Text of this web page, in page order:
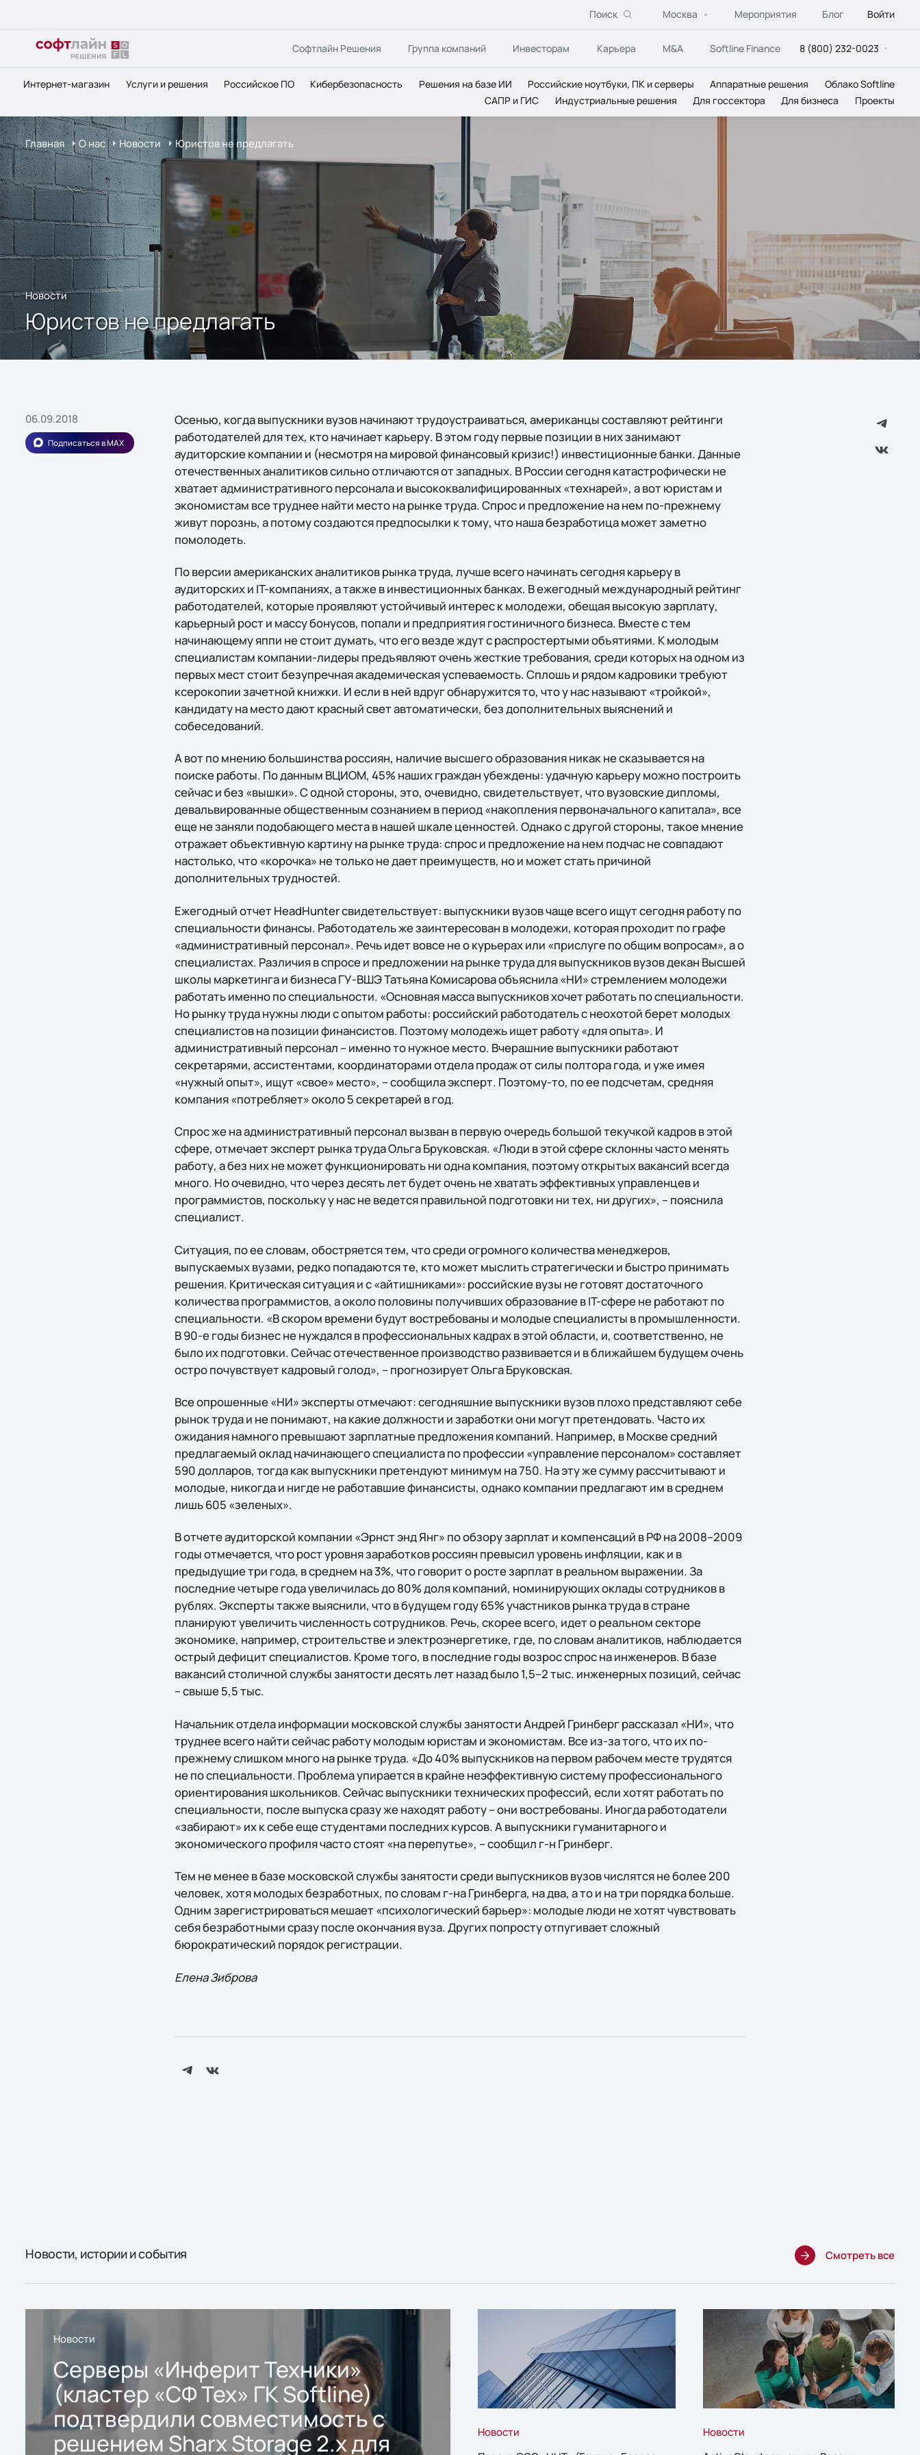
Поиск Москва Мероприятия Блог Войти
Софтлайн Решения Группа компаний Инвесторам Карьера M&A Softline Finance 8 (800) 232-0023
Интернет-магазин Услуги и решения Российское ПО Кибербезопасность Решения на базе ИИ Российские ноутбуки, ПК и серверы Аппаратные решения
Облако Softline
САПР и ГИС
Индустриальные решения Для госсектора Для бизнеса Проекты
Главная О нас Новости Юристов не предлагать
Новости
Юристов не предлагать
06.09.2018
Подписаться в MAX
Осенью, когда выпускники вузов начинают трудоустраиваться, американцы составляют рейтинги
работодателей для тех, кто начинает карьеру. В этом году первые позиции в них занимают
аудиторские компании и (несмотря на мировой финансовый кризис!) инвестиционные банки. Данные
отечественных аналитиков сильно отличаются от западных. В России сегодня катастрофически не
хватает административного персонала и высококвалифицированных «технарей», а вот юристам и
экономистам все труднее найти место на рынке труда. Спрос и предложение на нем по-прежнему
живут порознь, а потому создаются предпосылки к тому, что наша безработица может заметно
помолодеть.
По версии американских аналитиков рынка труда, лучше всего начинать сегодня карьеру в
аудиторских и IT-компаниях, а также в инвестиционных банках. В ежегодный международный рейтинг
работодателей, которые проявляют устойчивый интерес к молодежи, обещая высокую зарплату,
карьерный рост и массу бонусов, попали и предприятия гостиничного бизнеса. Вместе с тем
начинающему яппи не стоит думать, что его везде ждут с распростертыми объятиями. К молодым
специалистам компании-лидеры предъявляют очень жесткие требования, среди которых на одном из
первых мест стоит безупречная академическая успеваемость. Сплошь и рядом кадровики требуют
ксерокопии зачетной книжки. И если в ней вдруг обнаружится то, что у нас называют «тройкой»,
кандидату на место дают красный свет автоматически, без дополнительных выяснений и
собеседований.
А вот по мнению большинства россиян, наличие высшего образования никак не сказывается на
поиске работы. По данным ВЦИОМ, 45% наших граждан убеждены: удачную карьеру можно построить
сейчас и без «вышки». С одной стороны, это, очевидно, свидетельствует, что вузовские дипломы,
девальвированные общественным сознанием в период «накопления первоначального капитала», все
еще не заняли подобающего места в нашей шкале ценностей. Однако с другой стороны, такое мнение
отражает объективную картину на рынке труда: спрос и предложение на нем подчас не совпадают
настолько, что «корочка» не только не дает преимуществ, но и может стать причиной
дополнительных трудностей.
Ежегодный отчет HeadHunter свидетельствует: выпускники вузов чаще всего ищут сегодня работу по
специальности финансы. Работодатель же заинтересован в молодежи, которая проходит по графе
«административный персонал». Речь идет вовсе не о курьерах или «прислуге по общим вопросам», а о
специалистах. Различия в спросе и предложении на рынке труда для выпускников вузов декан Высшей
школы маркетинга и бизнеса ГУ-ВШЭ Татьяна Комисарова объяснила «НИ» стремлением молодежи
работать именно по специальности. «Основная масса выпускников хочет работать по специальности.
Но рынку труда нужны люди с опытом работы: российский работодатель с неохотой берет молодых
специалистов на позиции финансистов. Поэтому молодежь ищет работу «для опыта». И
административный персонал – именно то нужное место. Вчерашние выпускники работают
секретарями, ассистентами, координаторами отдела продаж от силы полтора года, и уже имея
«нужный опыт», ищут «свое» место», – сообщила эксперт. Поэтому-то, по ее подсчетам, средняя
компания «потребляет» около 5 секретарей в год.
Спрос же на административный персонал вызван в первую очередь большой текучкой кадров в этой
сфере, отмечает эксперт рынка труда Ольга Бруковская. «Люди в этой сфере склонны часто менять
работу, а без них не может функционировать ни одна компания, поэтому открытых вакансий всегда
много. Но очевидно, что через десять лет будет очень не хватать эффективных управленцев и
программистов, поскольку у нас не ведется правильной подготовки ни тех, ни других», – пояснила
специалист.
Ситуация, по ее словам, обостряется тем, что среди огромного количества менеджеров,
выпускаемых вузами, редко попадаются те, кто может мыслить стратегически и быстро принимать
решения. Критическая ситуация и с «айтишниками»: российские вузы не готовят достаточного
количества программистов, а около половины получивших образование в IT-сфере не работают по
специальности. «В скором времени будут востребованы и молодые специалисты в промышленности.
В 90-е годы бизнес не нуждался в профессиональных кадрах в этой области, и, соответственно, не
было их подготовки. Сейчас отечественное производство развивается и в ближайшем будущем очень
остро почувствует кадровый голод», – прогнозирует Ольга Бруковская.
Все опрошенные «НИ» эксперты отмечают: сегодняшние выпускники вузов плохо представляют себе
рынок труда и не понимают, на какие должности и заработки они могут претендовать. Часто их
ожидания намного превышают зарплатные предложения компаний. Например, в Москве средний
предлагаемый оклад начинающего специалиста по профессии «управление персоналом» составляет
590 долларов, тогда как выпускники претендуют минимум на 750. На эту же сумму рассчитывают и
молодые, никогда и нигде не работавшие финансисты, однако компании предлагают им в среднем
лишь 605 «зеленых».
В отчете аудиторской компании «Эрнст энд Янг» по обзору зарплат и компенсаций в РФ на 2008–2009
годы отмечается, что рост уровня заработков россиян превысил уровень инфляции, как и в
предыдущие три года, в среднем на 3%, что говорит о росте зарплат в реальном выражении. За
последние четыре года увеличилась до 80% доля компаний, номинирующих оклады сотрудников в
рублях. Эксперты также выяснили, что в будущем году 65% участников рынка труда в стране
планируют увеличить численность сотрудников. Речь, скорее всего, идет о реальном секторе
экономике, например, строительстве и электроэнергетике, где, по словам аналитиков, наблюдается
острый дефицит специалистов. Кроме того, в последние годы возрос спрос на инженеров. В базе
вакансий столичной службы занятости десять лет назад было 1,5–2 тыс. инженерных позиций, сейчас
– свыше 5,5 тыс.
Начальник отдела информации московской службы занятости Андрей Гринберг рассказал «НИ», что
труднее всего найти сейчас работу молодым юристам и экономистам. Все из-за того, что их по-
прежнему слишком много на рынке труда. «До 40% выпускников на первом рабочем месте трудятся
не по специальности. Проблема упирается в крайне неэффективную систему профессионального
ориентирования школьников. Сейчас выпускники технических профессий, если хотят работать по
специальности, после выпуска сразу же находят работу – они востребованы. Иногда работодатели
«забирают» их к себе еще студентами последних курсов. А выпускники гуманитарного и
экономического профиля часто стоят «на перепутье», – сообщил г-н Гринберг.
Тем не менее в базе московской службы занятости среди выпускников вузов числятся не более 200
человек, хотя молодых безработных, по словам г-на Гринберга, на два, а то и на три порядка больше.
Одним зарегистрироваться мешает «психологический барьер»: молодые люди не хотят чувствовать
себя безработными сразу после окончания вуза. Других попросту отпугивает сложный
бюрократический порядок регистрации.
Елена Зиброва
Новости, истории и события Смотреть все
Новости
Серверы «Инферит Техники»
(кластер «СФ Тех» ГК Softline)
подтвердили совместимость с
решением Sharx Storage 2.x для
Новости
Новости